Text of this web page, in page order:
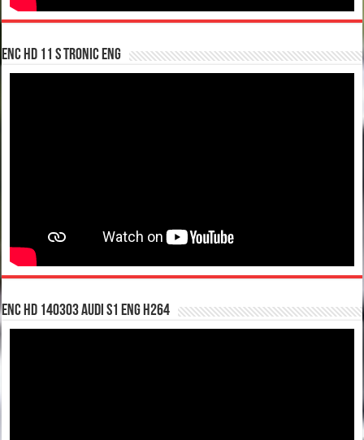
enc hd 11 S tronic ENG
enc hd 140303 Audi S1 ENG H264